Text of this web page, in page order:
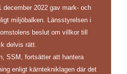
december 2022 gav mark- och
miljöbalken. Länsstyrelsen i
beslut om villkor till
delvis rätt.
SSM, fortsätter att hantera
enligt kärntekniklagen där det